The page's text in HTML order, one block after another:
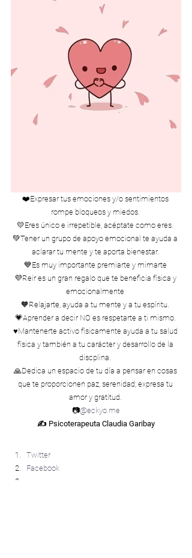
❤️Expresar tus emociones y/o sentimientos
rompe bloqueos y miedos.
💛Eres único e irrepetible, acéptate como eres.
💚Tener un grupo de apoyo emocional te ayuda a
aclarar tu mente y te aporta bienestar.
💙Es muy importante premiarte y mimarte
💜Reir es un gran regalo que te beneficia física y
emocionalmente
🧡Relajarte, ayuda a tu mente y a tu espíritu.
💗Aprender a decir NO es respetarte a ti mismo.
♥️Mantenerte activo físicamente ayuda a tu salud
física y también a tu carácter y desarrollo de la
discplina.
🙏Dedica un espacio de tu día a pensar en cosas
que te proporcionen paz, serenidad; expresa tu
amor y gratitud.
📷@eckyo.me
✍ Psicoterapeuta Claudia Garibay
Twitter
Facebook